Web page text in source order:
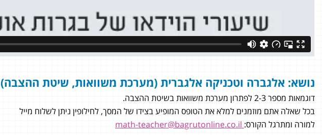
עומרי נאור
נושא: אלגברה וטכניקה אלגברית (מערכת משוואות, שיטת ההצבה)
דוגמאות מספר 2-3 לפתרון מערכת משוואות בשיטת ההצבה.
בכל שאלה אתם מוזמנים למלא את הטופס המופיע בצידו של המסך, לחילופין ניתן לשלוח מייל
למורה ומתרגל הקורס: